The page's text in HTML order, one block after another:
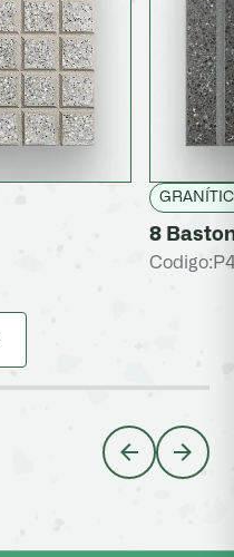
8
Codigo: